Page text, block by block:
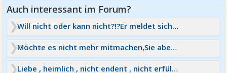
Will nicht oder kann nicht?!?Er meldet sich sehr wenig
Möchte es nicht mehr mitmachen,Sie aber nicht verlieren
Liebe , heimlich , nicht endent , nicht erfüllbar?